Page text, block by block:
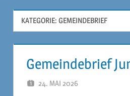
KATEGORIE: GEMEINDEBRIEF
Gemeindebrief
24. MAI 2026